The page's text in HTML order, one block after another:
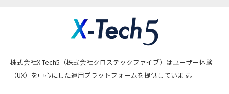
株式会社X-Tech5（株式会社クロステックファイブ）はユーザー体験
（UX）を中心にした運用プラットフォームを提供しています。